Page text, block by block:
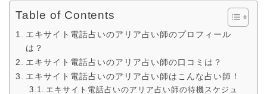
Table of Contents
エキサイト電話占いのアリア占い師のプロフィール
は？
エキサイト電話占いのアリア占い師の口コミは？
エキサイト電話占いのアリア占い師はこんな占い師！
エキサイト電話占いのアリア占い師の待機スケジュ